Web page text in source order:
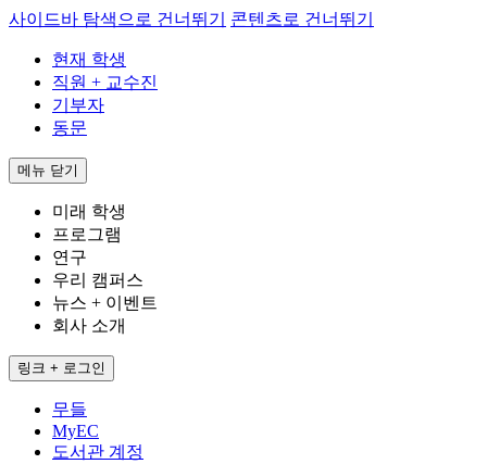
사이드바 탐색으로 건너뛰기 콘텐츠로 건너뛰기
현재 학생
직원 + 교수진
기부자
동문
메뉴 닫기
미래 학생
프로그램
연구
우리 캠퍼스
뉴스 + 이벤트
회사 소개
링크 + 로그인
무들
MyEC
도서관 계정